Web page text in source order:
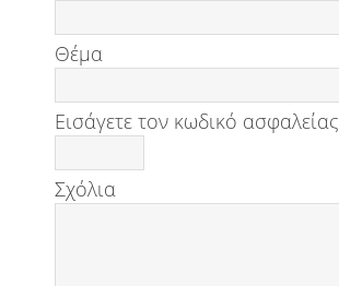
Θέμα
Εισάγετε τον κωδικό ασφαλείας
Σχόλια